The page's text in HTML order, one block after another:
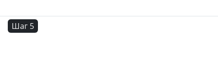
Шаг 5